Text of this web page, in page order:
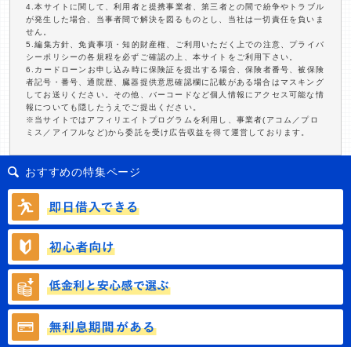
4.本サイトに関して、利用者と提携事業者、第三者との間で紛争やトラブル
が発生した場合、当事者間で解決を図るものとし、当社は一切責任を負いま
せん。
5.編集方針、免責事項・知的財産権、ご利用いただく上での注意、プライバ
シーポリシーの各規程を必ずご確認の上、本サイトをご利用下さい。
6.カードローンお申し込み時に保険証を提出する場合、保険者番号、被保険
者記号・番号、通院歴、臓器提供意思確認欄に記載がある場合はマスキング
してお送りください。その他、バーコードなど個人情報にアクセス可能な情
報についても隠したうえでご提出ください。
※当サイトではアフィリエイトプログラムを利用し、事業者(アコム／プロ
ミス／アイフルなど)から委託を受け広告収益を得て運営しております。
おすすめの特集ページ